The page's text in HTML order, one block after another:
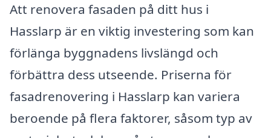
Att renovera fasaden på ditt hus i
Hasslarp är en viktig investering som kan
förlänga byggnadens livslängd och
förbättra dess utseende. Priserna för
fasadrenovering i Hasslarp kan variera
beroende på flera faktorer, såsom typ av